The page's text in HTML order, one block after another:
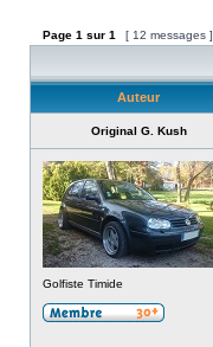
Page 1 sur 1 [ 12 messages ]
Auteur
Original G. Kush
Golfiste Timide